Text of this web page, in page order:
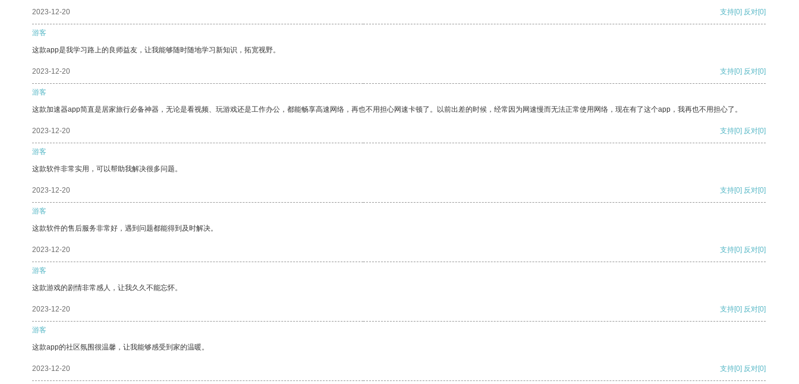
2023-12-20 支持[0] 反对[0]
游客
这款app是我学习路上的良师益友，让我能够随时随地学习新知识，拓宽视野。
2023-12-20 支持[0] 反对[0]
游客
这款加速器app简直是居家旅行必备神器，无论是看视频、玩游戏还是工作办公，都能畅享高速网络，再也不用担心网速卡顿了。以前出差的时候，经常因为网速慢而无法正常使用网络，现在有了这个app，我再也不用担心了。
2023-12-20 支持[0] 反对[0]
游客
这款软件非常实用，可以帮助我解决很多问题。
2023-12-20 支持[0] 反对[0]
游客
这款软件的售后服务非常好，遇到问题都能得到及时解决。
2023-12-20 支持[0] 反对[0]
游客
这款游戏的剧情非常感人，让我久久不能忘怀。
2023-12-20 支持[0] 反对[0]
游客
这款app的社区氛围很温馨，让我能够感受到家的温暖。
2023-12-20 支持[0] 反对[0]